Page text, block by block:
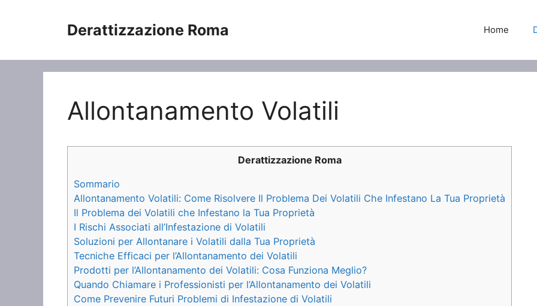
Derattizzazione Roma Home
Allontanamento Volatili
Derattizzazione Roma
Sommario
Allontanamento Volatili: Come Risolvere Il Problema Dei Volatili Che Infestano La Tua Proprietà
Il Problema dei Volatili che Infestano la Tua Proprietà
I Rischi Associati all’Infestazione di Volatili
Soluzioni per Allontanare i Volatili dalla Tua Proprietà
Tecniche Efficaci per l’Allontanamento dei Volatili
Prodotti per l’Allontanamento dei Volatili: Cosa Funziona Meglio?
Quando Chiamare i Professionisti per l’Allontanamento dei Volatili
Come Prevenire Futuri Problemi di Infestazione di Volatili